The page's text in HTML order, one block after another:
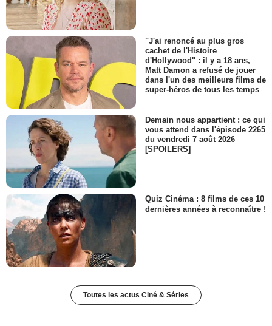
"J'ai renoncé au plus gros
cachet de l'Histoire
d'Hollywood" : il y a 18 ans,
Matt Damon a refusé de jouer
dans l'un des meilleurs films de
super-héros de tous les temps
Demain nous appartient : ce qui
vous attend dans l'épisode 2265
du vendredi 7 août 2026
[SPOILERS]
Quiz Cinéma : 8 films de ces 10
dernières années à reconnaître !
Toutes les actus Ciné & Séries